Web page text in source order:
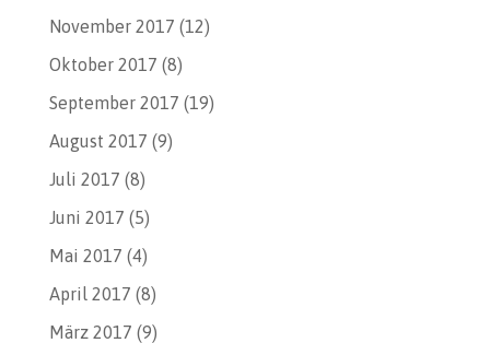
November 2017 (12)
Oktober 2017 (8)
September 2017 (19)
August 2017 (9)
Juli 2017 (8)
Juni 2017 (5)
Mai 2017 (4)
April 2017 (8)
März 2017 (9)